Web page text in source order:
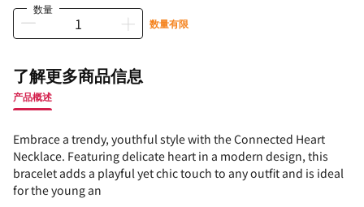
数量
数量有限
了解更多商品信息
产品概述
Embrace a trendy, youthful style with the Connected Heart
Necklace. Featuring delicate heart in a modern design, this
bracelet adds a playful yet chic touch to any outfit and is ideal
for the young an